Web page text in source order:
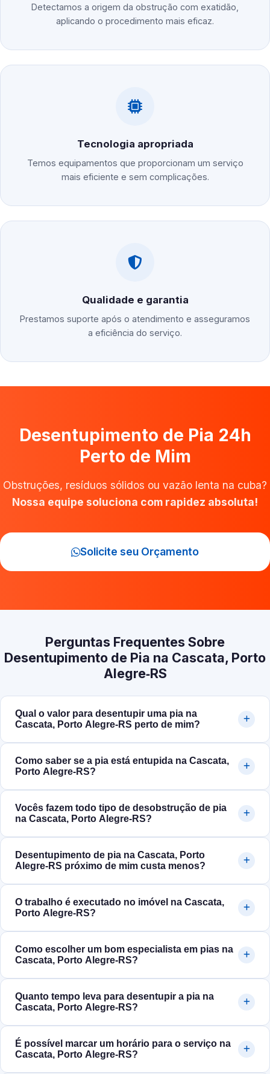
Detectamos a origem da obstrução com exatidão,
aplicando o procedimento mais eficaz.
Tecnologia apropriada
Temos equipamentos que proporcionam um serviço
mais eficiente e sem complicações.
Qualidade e garantia
Prestamos suporte após o atendimento e asseguramos
a eficiência do serviço.
Desentupimento de Pia 24h
Perto de Mim
Obstruções, resíduos sólidos ou vazão lenta na cuba?
Nossa equipe soluciona com rapidez absoluta!
Solicite seu Orçamento
Perguntas Frequentes Sobre
Desentupimento de Pia na Cascata, Porto
Alegre‑RS
Qual o valor para desentupir uma pia na
Cascata, Porto Alegre‑RS perto de mim?
Como saber se a pia está entupida na Cascata,
Porto Alegre‑RS?
Vocês fazem todo tipo de desobstrução de pia
na Cascata, Porto Alegre‑RS?
Desentupimento de pia na Cascata, Porto
Alegre‑RS próximo de mim custa menos?
O trabalho é executado no imóvel na Cascata,
Porto Alegre‑RS?
Como escolher um bom especialista em pias na
Cascata, Porto Alegre‑RS?
Quanto tempo leva para desentupir a pia na
Cascata, Porto Alegre‑RS?
É possível marcar um horário para o serviço na
Cascata, Porto Alegre‑RS?